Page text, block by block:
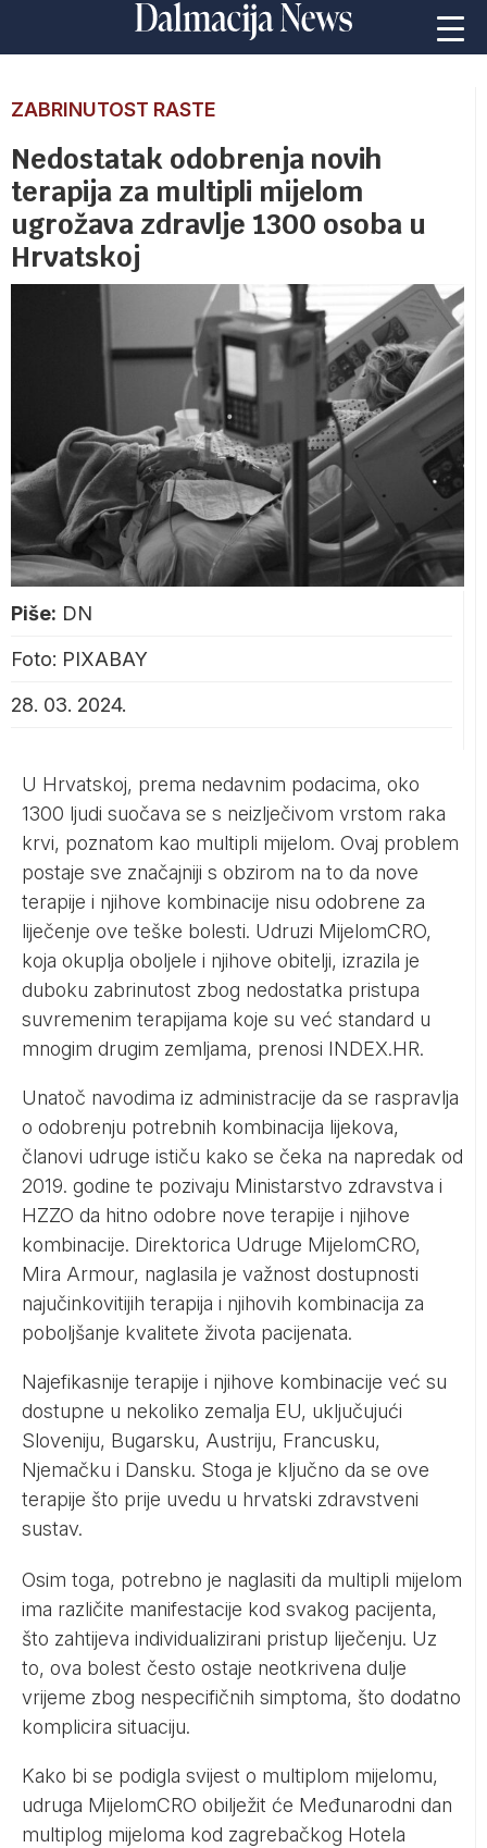
ZABRINUTOST RASTE
Nedostatak odobrenja novih
terapija za multipli mijelom
ugrožava zdravlje 1300 osoba u
Hrvatskoj
Piše: DN
Foto: PIXABAY
28. 03. 2024.
U Hrvatskoj, prema nedavnim podacima, oko
1300 ljudi suočava se s neizlječivom vrstom raka
krvi, poznatom kao multipli mijelom. Ovaj problem
postaje sve značajniji s obzirom na to da nove
terapije i njihove kombinacije nisu odobrene za
liječenje ove teške bolesti. Udruzi MijelomCRO,
koja okuplja oboljele i njihove obitelji, izrazila je
duboku zabrinutost zbog nedostatka pristupa
suvremenim terapijama koje su već standard u
mnogim drugim zemljama, prenosi INDEX.HR.
Unatoč navodima iz administracije da se raspravlja
o odobrenju potrebnih kombinacija lijekova,
članovi udruge ističu kako se čeka na napredak od
2019. godine te pozivaju Ministarstvo zdravstva i
HZZO da hitno odobre nove terapije i njihove
kombinacije. Direktorica Udruge MijelomCRO,
Mira Armour, naglasila je važnost dostupnosti
najučinkovitijih terapija i njihovih kombinacija za
poboljšanje kvalitete života pacijenata.
Najefikasnije terapije i njihove kombinacije već su
dostupne u nekoliko zemalja EU, uključujući
Sloveniju, Bugarsku, Austriju, Francusku,
Njemačku i Dansku. Stoga je ključno da se ove
terapije što prije uvedu u hrvatski zdravstveni
sustav.
Osim toga, potrebno je naglasiti da multipli mijelom
ima različite manifestacije kod svakog pacijenta,
što zahtijeva individualizirani pristup liječenju. Uz
to, ova bolest često ostaje neotkrivena dulje
vrijeme zbog nespecifičnih simptoma, što dodatno
komplicira situaciju.
Kako bi se podigla svijest o multiplom mijelomu,
udruga MijelomCRO obilježit će Međunarodni dan
multiplog mijeloma kod zagrebačkog Hotela